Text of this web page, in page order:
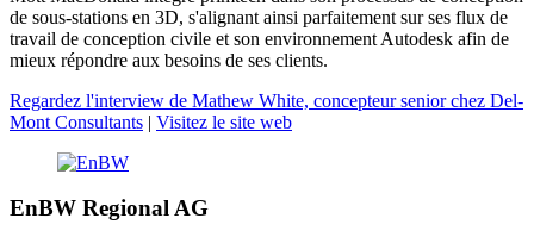
de sous-stations en 3D, s'alignant ainsi parfaitement sur ses flux de
travail de conception civile et son environnement Autodesk afin de
mieux répondre aux besoins de ses clients.
Regardez l'interview de Mathew White, concepteur senior chez Del-
Mont Consultants | Visitez le site web
EnBW Regional AG